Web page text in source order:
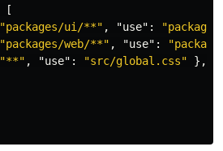
[
"packages/ui/**" , "use" :
"packages/web/**" , "use" :
"**" , "use" : "src/global.css"
},